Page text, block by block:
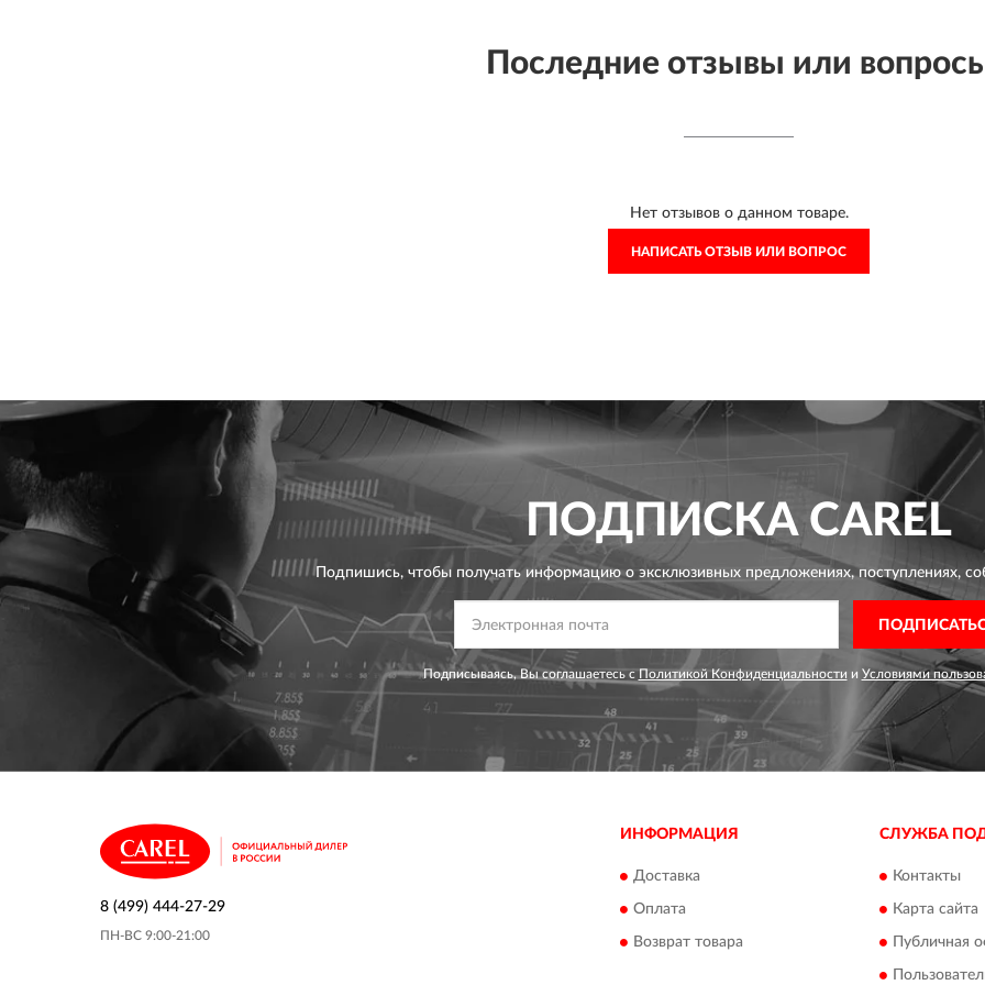
Последние отзывы или
Нет отзывов о данном товаре.
НАПИСАТЬ ОТЗЫВ ИЛИ ВОПРОС
ПОДПИСКАCAREL
Подпишись, чтобы получать информацию о эксклюзивных предложениях,поступлениях,
Подписываясь, Вы соглашаетесь сПолитикой Конфиденциальности и Условиями
8 (499) 444-27-29
ПН-ВС 9:00-21:00
ИНФОРМАЦИЯ
Доставка
Оплата
Возврат товара
СЛУЖБА
Контакты
Карта сайта
Публичная